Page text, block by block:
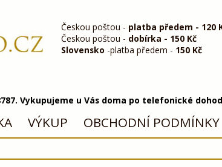
Českou poštou - platba předem - 120
Českou poštou - dobírka - 150 Kč
Slovensko -platba předem - 150 Kč
Vykupujeme u Vás doma po telefonické
VÝKUP OBCHODNÍ PODMÍNKY